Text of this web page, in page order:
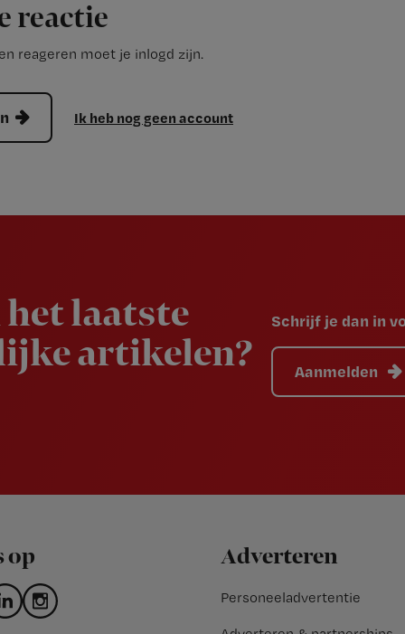
reactie
reageren moet je inlogd zijn.
Ik heb nog geen account
laatste
artikelen?
Schrijf je dan in
Aanmelden
op Adverteren
Personeeladvertentie